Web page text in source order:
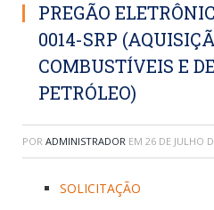
PREGÃO
0014-SRP
COMBUSTÍVEIS E
PETRÓLEO)
POR ADMINISTRADOR EM 26 DE JULHO
SOLICITAÇÃO